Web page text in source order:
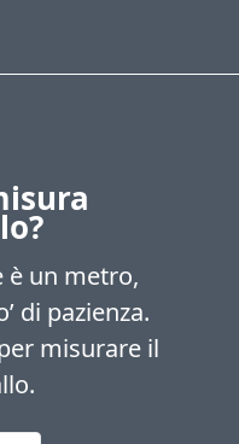
è un metro,
di pazienza.
misurare il